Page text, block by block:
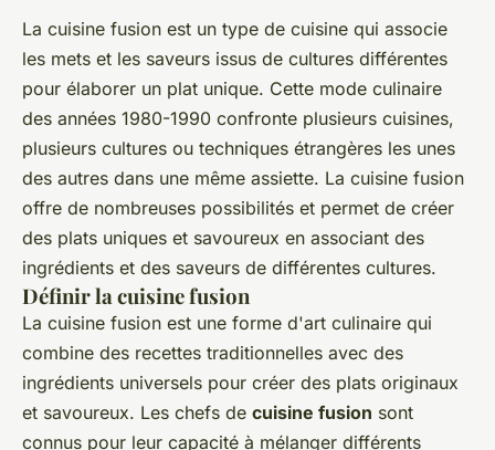
La cuisine fusion est un type de cuisine qui associe
les mets et les saveurs issus de cultures différentes
pour élaborer un plat unique. Cette mode culinaire
des années 1980-1990 confronte plusieurs cuisines,
plusieurs cultures ou techniques étrangères les unes
des autres dans une même assiette. La cuisine fusion
offre de nombreuses possibilités et permet de créer
des plats uniques et savoureux en associant des
ingrédients et des saveurs de différentes cultures.
Définir la cuisine fusion
La cuisine fusion est une forme d'art culinaire qui
combine des recettes traditionnelles avec des
ingrédients universels pour créer des plats originaux
et savoureux. Les chefs de cuisine fusion sont
connus pour leur capacité à mélanger différents